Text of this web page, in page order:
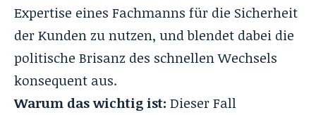
Expertise eines Fachmanns für die Sicherheit
der Kunden zu nutzen, und blendet dabei die
politische Brisanz des schnellen Wechsels
konsequent aus.
Warum das wichtig ist: Dieser Fall